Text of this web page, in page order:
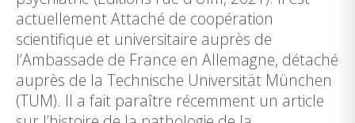
actuellement Attaché de coopération
scientifique et universitaire auprès de
l’Ambassade de France en Allemagne, détaché
auprès de la Technische Universität München
(TUM). Il a fait paraître récemment un article